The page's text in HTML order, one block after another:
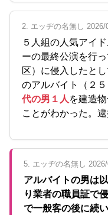
2. エッヂの名無し 2026/
５人組の人気アイ
ーの最終公演を行
区）に侵入したと
のアルバイト（２
代の男１人を建造
ことがわかった。逮
5. エッヂの名無し
アルバイトの男は
り業者の職員証で
で一般客の後に続い